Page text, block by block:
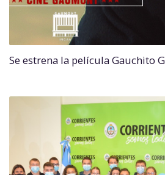
Se estrena la película Gauchito